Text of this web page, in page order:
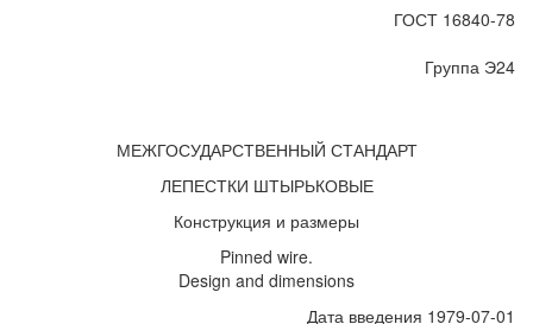
ГОСТ 16840-78
Группа Э24
МЕЖГОСУДАРСТВЕННЫЙ СТАНДАРТ
ЛЕПЕСТКИ ШТЫРЬКОВЫЕ
Конструкция и размеры
Pinned wire.
Design and dimensions
Дата введения 1979-07-01